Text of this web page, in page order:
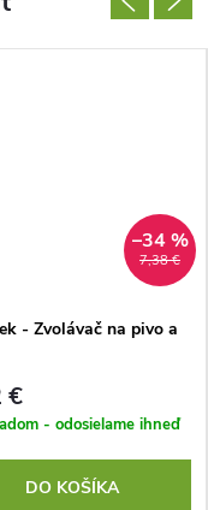
7,38 €
–34 %
- Zvolávač na pivo a
€
- odosielame ihneď
DO KOŠÍKA